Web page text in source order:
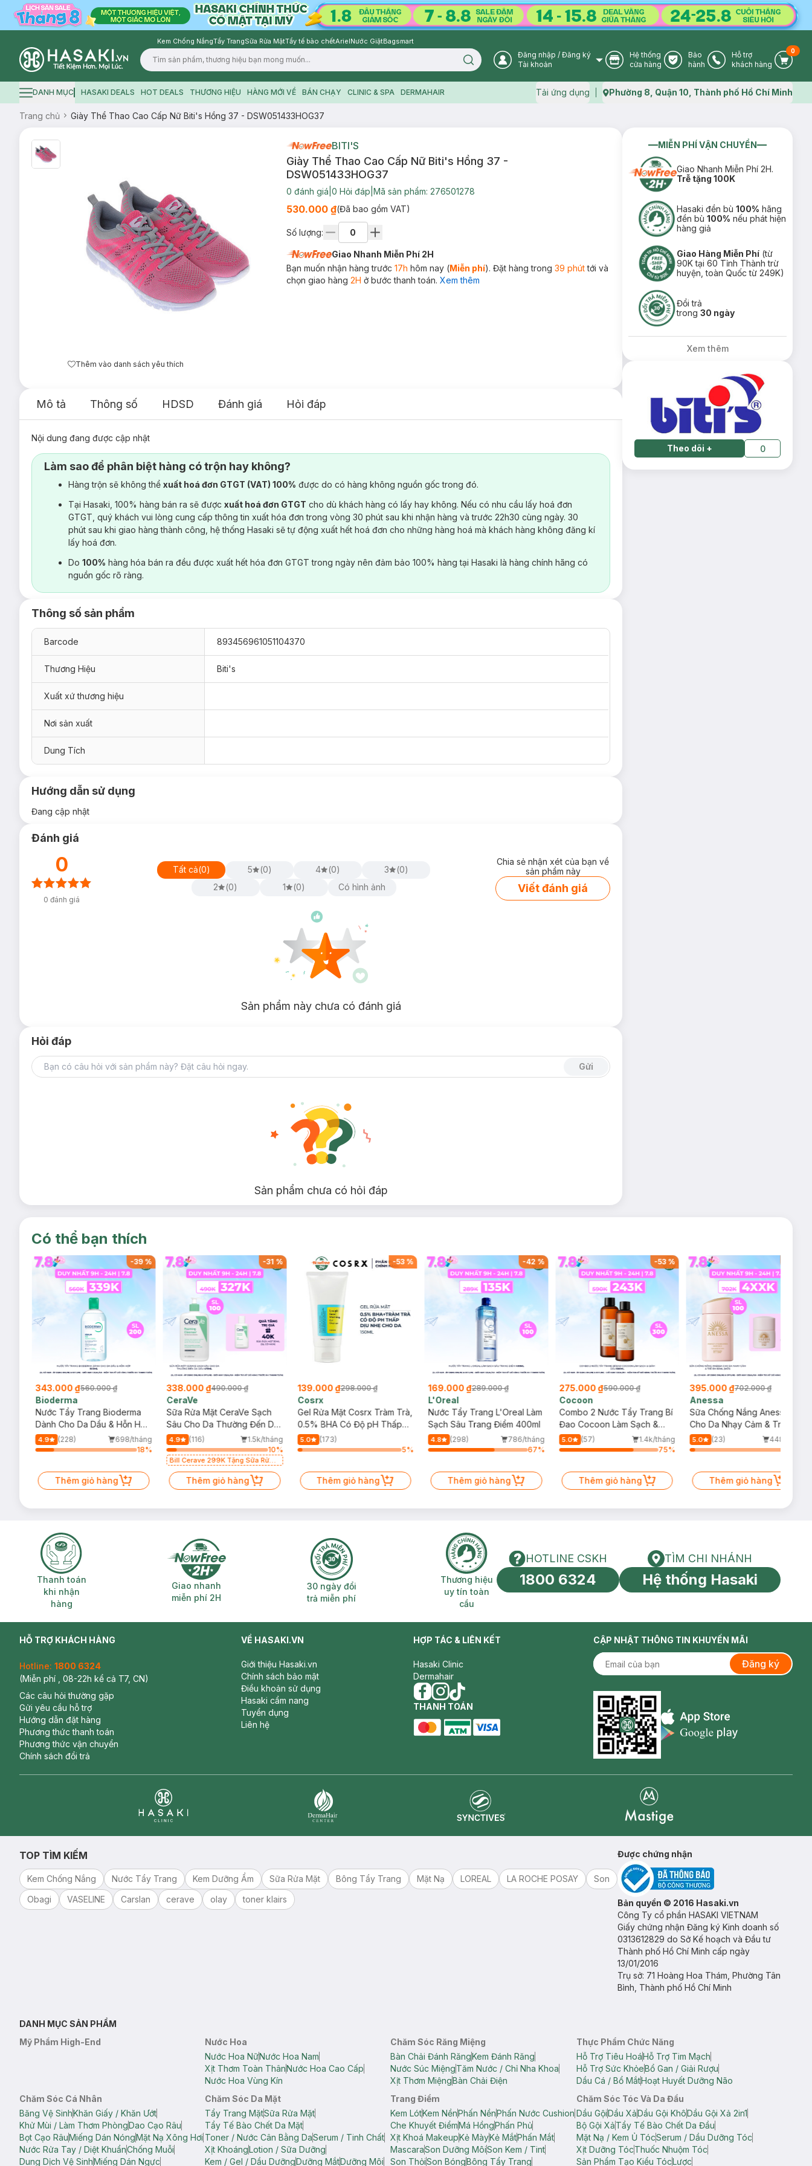
Kem Chống NắngTẩy TrangSữa Rửa MặtTẩy tế bào chếtArielNước GiặtBagsmart
Logo
Search icon User Icon
Đăng nhập / Đăng ký
Tài khoản
Store Icon
Hệ thống
cửa hàng
Warranty Icon
Bảo
hành
Phone Icon
Hỗ trợ
khách hàng
Cart
0
Hamburger icon
DANH MỤC HASAKI DEALS HOT DEALS THƯƠNG HIỆU HÀNG MỚI VỀ BÁN CHẠY CLINIC & SPA DERMAHAIR Tải ứng dụng Map icon
Phường 8, Quận 10, Thành phố Hồ Chí Minh
Trang chủ Giày Thể Thao Cao Cấp Nữ Biti's Hồng 37 - DSW051433HOG37
Thêm vào danh sách yêu thích
BITI'S
Giày Thể Thao Cao Cấp Nữ Biti's Hồng 37 -
DSW051433HOG37
0 đánh giá 0 Hỏi đáp Mã sản phẩm: 276501278
530.000 ₫(Đã bao gồm VAT)
Số lượng:
Giao Nhanh Miễn Phí 2H
Bạn muốn nhận hàng trước 17h hôm nay (Miễn phí). Đặt hàng trong 39 phúttới và
chọn giao hàng 2H ở bước thanh toán. Xem thêm
Mô tả Thông số HDSD Đánh giá Hỏi đáp
Nội dung đang được cập nhật
Làm sao để phân biệt hàng có trộn hay không?
Hàng trộn sẽ không thể xuất hoá đơn GTGT (VAT) 100% được do có hàng không nguồn gốc trong đó.
Tại Hasaki, 100% hàng bán ra sẽ được xuất hoá đơn GTGT cho dù khách hàng có lấy hay không. Nếu có nhu cầu lấy hoá đơn
GTGT, quý khách vui lòng cung cấp thông tin xuất hóa đơn trong vòng 30 phút sau khi nhận hàng và trước 22h30 cùng ngày. 30
phút sau khi giao hàng thành công, hệ thống Hasaki sẽ tự động xuất hết hoá đơn cho những hàng hoá mà khách hàng không đăng kí
lấy hoá đơn.
Do 100% hàng hóa bán ra đều được xuất hết hóa đơn GTGT trong ngày nên đảm bảo 100% hàng tại Hasaki là hàng chính hãng có
nguồn gốc rõ ràng.
Thông số sản phẩm
Barcode 893456961051104370
Thương Hiệu Biti's
Xuất xứ thương hiệu
Nơi sản xuất
Dung Tích
Hướng dẫn sử dụng
Đang cập nhật
Đánh giá
0
0 đánh giá
Tất cả(0) 5 (0) 4 (0) 3 (0)
2
(0) 1 (0) Có hình ảnh
Chia sẻ nhận xét của bạn về
sản phẩm này
Viết đánh giá
Sản phẩm này chưa có đánh giá
Hỏi đáp
Gửi
Sản phẩm chưa có hỏi đáp
MIỄN PHÍ VẬN CHUYỂN
Giao Nhanh Miễn Phí 2H.
Trễ tặng 100K
Hasaki đền bù100% hãng
đền bù100% nếu phát hiện
hàng giả
Giao Hàng Miễn Phí (từ
90K tại 60 Tỉnh Thành trừ
huyện, toàn Quốc từ 249K)
Đổi trả
trong30 ngày
Xem thêm
Theo dõi + 0
Có thể bạn thích
-39%
343.000 ₫560.000 ₫
Bioderma
Nước Tẩy Trang Bioderma
Dành Cho Da Dầu & Hỗn Hợp
500ml
4.9 (228)
698/tháng
18%
Thêm giỏ hàng
-31 %
338.000 ₫490.000 ₫
CeraVe
Sữa Rửa Mặt CeraVe Sạch
Sâu Cho Da Thường Đến Da
Dầu 473ml
4.9 (116)
1.5k/tháng
10%
Bill Cerave 299K Tặng Sữa Rửa
Mặt Cerave 30ml (SL có hạn)
Thêm giỏ hàng
-53%
139.000 ₫298.000 ₫
Cosrx
Gel Rửa Mặt Cosrx Tràm Trà,
0.5% BHA Có Độ pH Thấp
150ml
5.0
(173)
5%
Thêm giỏ hàng
-42 %
169.000 ₫289.000 ₫
L'Oreal
Nước Tẩy Trang L'Oreal Làm
Sạch Sâu Trang Điểm 400ml
4.8 (298)
786/tháng
67%
Thêm giỏ hàng
-53%
275.000 ₫590.000 ₫
Cocoon
Combo 2 Nước Tẩy Trang Bí
Đao Cocoon Làm Sạch &
Giảm Dầu 500ml
5.0 (57)
1.4k/tháng
75%
Thêm giỏ hàng
395.000 ₫702.000 ₫
Anessa
Sữa Chống Nắng Anessa
Cho Da Nhạy Cảm & Trẻ Em
60ml (Mới)
5.0 (23)
448/tháng
Thêm giỏ hàng
Thanh toán khi nhận hàng
Thanh toán
khi nhận
hàng
Giao nhanh miễn phí 2H
Giao nhanh
miễn phí 2H
30 ngày đổi trả miễn phí
30 ngày đổi
trả miễn phí
Thương hiệu uy tín toàn cầu
Thương hiệu
uy tín toàn
cầu
HOTLINE CSKH
HOTLINE CSKH
1800 6324
Tìm chi nhánh
TÌM CHI NHÁNH
Hệ thống Hasaki
HỖ TRỢ KHÁCH HÀNG
Hotline: 1800 6324
(Miễn phí , 08-22h kể cả T7, CN)
Các câu hỏi thường gặp
Gửi yêu cầu hỗ trợ
Hướng dẫn đặt hàng
Phương thức thanh toán
Phương thức vận chuyển
Chính sách đổi trả
VỀ HASAKI.VN
Giới thiệu Hasaki.vn
Chính sách bảo mật
Điều khoản sử dụng
Hasaki cẩm nang
Tuyển dụng
Liên hệ
HỢP TÁC & LIÊN KẾT
Hasaki Clinic
Dermahair
facebook
instagram
tiktok
THANH TOÁN
CẬP NHẬT THÔNG TIN KHUYẾN MÃI
Đăng ký
Appstore icon
TOP TÌM KIẾM
Kem Chống Nắng Nước Tẩy Trang Kem Dưỡng Ẩm Sữa Rửa Mặt Bông Tẩy Trang Mặt Nạ LOREAL LA ROCHE POSAY
Son
Obagi
VASELINE Carslan cerave olay toner klairs
Được chứng nhận
Bản quyền © 2016 Hasaki.vn
Công Ty cổ phần HASAKI VIETNAM
Giấy chứng nhận Đăng ký Kinh doanh số
0313612829 do Sở Kế hoạch và Đầu tư
Thành phố Hồ Chí Minh cấp ngày
13/01/2016
Trụ sở: 71 Hoàng Hoa Thám, Phường Tân
Bình, Thành phố Hồ Chí Minh
DANH MỤC SẢN PHẨM
Mỹ Phẩm High-End
Nước Hoa
Nước Hoa NữNước Hoa Nam
Xịt Thơm Toàn ThânNước Hoa Cao Cấp
Nước Hoa Vùng Kín
Chăm Sóc Răng Miệng
Bàn Chải Đánh RăngKem Đánh Răng
Nước Súc MiệngTăm Nước / Chỉ Nha Khoa
Xịt Thơm MiệngBàn Chải Điện
Thực Phẩm Chức Năng
Hỗ Trợ Tiêu HoáHỗ Trợ Tim Mạch
Hỗ Trợ Sức KhỏeBổ Gan / Giải Rượu
Dầu Cá / Bổ MắtHoạt Huyết Dưỡng Não
Chăm Sóc Cá Nhân
Băng Vệ SinhKhăn Giấy / Khăn Ướt
Khử Mùi / Làm Thơm PhòngDao Cạo Râu
Bọt Cạo RâuMiếng Dán NóngMặt Nạ Xông Hơi
Nước Rửa Tay / Diệt KhuẩnChống Muỗi
Dung Dịch Vệ SinhMiếng Dán Ngực
Chăm Sóc Da Mặt
Tẩy Trang MặtSữa Rửa Mặt
Tẩy Tế Bào Chết Da Mặt
Toner / Nước Cân Bằng DaSerum / Tinh Chất
Xịt KhoángLotion / Sữa Dưỡng
Kem / Gel / Dầu DưỡngDưỡng MắtDưỡng Môi
Trang Điểm
Kem LótKem NềnPhấn NềnPhấn Nước Cushion
Che Khuyết ĐiểmMá HồngPhấn Phủ
Xịt Khoá MakeupKẻ MàyKẻ MắtPhấn Mắt
MascaraSon Dưỡng MôiSon Kem / Tint
Son ThỏiSon BóngBông Tẩy Trang
Chăm Sóc Tóc Và Da Đầu
Dầu GộiDầu XảDầu Gội KhôDầu Gội Xả 2in1
Bộ Gội XảTẩy Tế Bào Chết Da Đầu
Mặt Nạ / Kem Ủ TócSerum / Dầu Dưỡng Tóc
Xịt Dưỡng TócThuốc Nhuộm Tóc
Sản Phẩm Tạo Kiểu TócLược